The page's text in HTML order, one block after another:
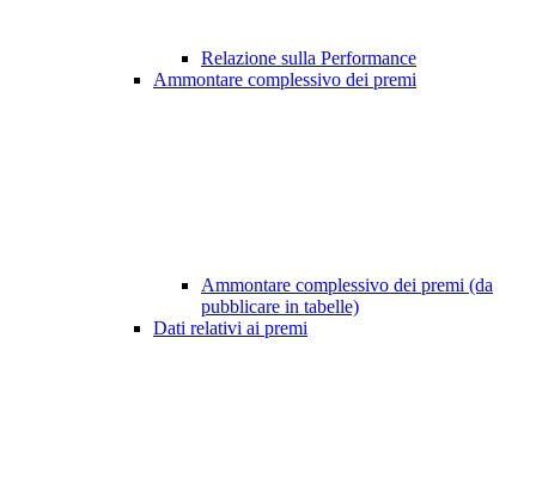
Relazione sulla Performance
Ammontare complessivo dei premi
Ammontare complessivo dei premi (da
pubblicare in tabelle)
Dati relativi ai premi